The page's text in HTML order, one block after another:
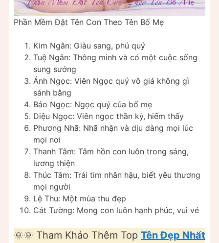
Phần Mềm Đặt Tên Con Theo Tên Bố Mẹ
Kim Ngân: Giàu sang, phú quý
Tuệ Ngân: Thông minh và có một cuộc sống
sung sướng
Ánh Ngọc: Viên Ngọc quý vô giá không gì
sánh bằng
Bảo Ngọc: Ngọc quý của bố mẹ
Diệu Ngọc: Viên ngọc thần kỳ, hiếm thấy
Phương Nhã: Nhã nhặn và dịu dàng mọi lúc
mọi nơi
Thanh Tâm: Tâm hồn con luôn trong sáng,
lương thiện
Thúc Tâm: Trái tim nhân hậu, biết yêu thương
mọi người
Lệ Thu: Một mùa thu đẹp
Cát Tường: Mong con luôn hạnh phúc, vui vẻ
🌞🌞 Tham Khảo Thêm Top Tên Đẹp Nhất